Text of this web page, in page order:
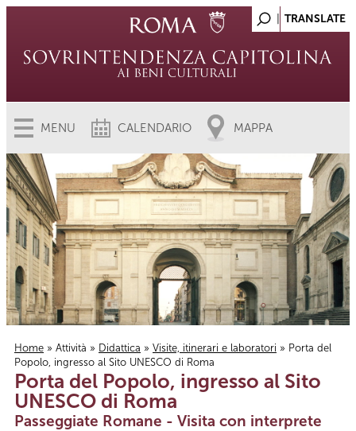
MENU CALENDARIO MAPPA
Tu sei qui
Home » Attività » Didattica » Visite, itinerari e laboratori » Porta del
Popolo, ingresso al Sito UNESCO di Roma
Porta del Popolo, ingresso al Sito
UNESCO di Roma
Passeggiate Romane - Visita con interprete